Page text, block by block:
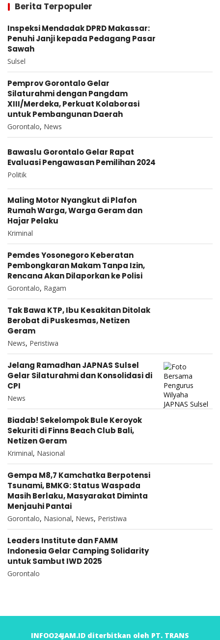
Berita Terpopuler
Inspeksi Mendadak DPRD Makassar:
Penuhi Janji kepada Pedagang Pasar
Sawah
Sulsel
Pemprov Gorontalo Gelar
Silaturahmi dengan Pangdam
XIII/Merdeka, Perkuat Kolaborasi
untuk Pembangunan Daerah
Gorontalo, News
Bawaslu Gorontalo Gelar Rapat
Evaluasi Pengawasan Pemilihan 2024
Politik
Maling Motor Nyangkut di Plafon
Rumah Warga, Warga Geram dan
Hajar Pelaku
Kriminal
Pemdes Yosonegoro Keberatan
Pembongkaran Makam Tanpa Izin,
Rencana Akan Dilaporkan ke Polisi
Gorontalo, Ragam
Tak Bawa KTP, Ibu Kesakitan Ditolak
Berobat di Puskesmas, Netizen
Geram
News, Peristiwa
Jelang Ramadhan JAPNAS Sulsel
Gelar Silaturahmi dan Konsolidasi di
CPI
News
Biadab! Sekelompok Bule Keroyok
Sekuriti di Finns Beach Club Bali,
Netizen Geram
Kriminal, Nasional
Gempa M8,7 Kamchatka Berpotensi
Tsunami, BMKG: Status Waspada
Masih Berlaku, Masyarakat Diminta
Menjauhi Pantai
Gorontalo, Nasional, News, Peristiwa
Leaders Institute dan FAMM
Indonesia Gelar Camping Solidarity
untuk Sambut IWD 2025
Gorontalo
INFOO24JAM.ID diterbitkan oleh PT. TRANS